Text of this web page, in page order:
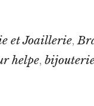
et Joaillerie,
helpe,